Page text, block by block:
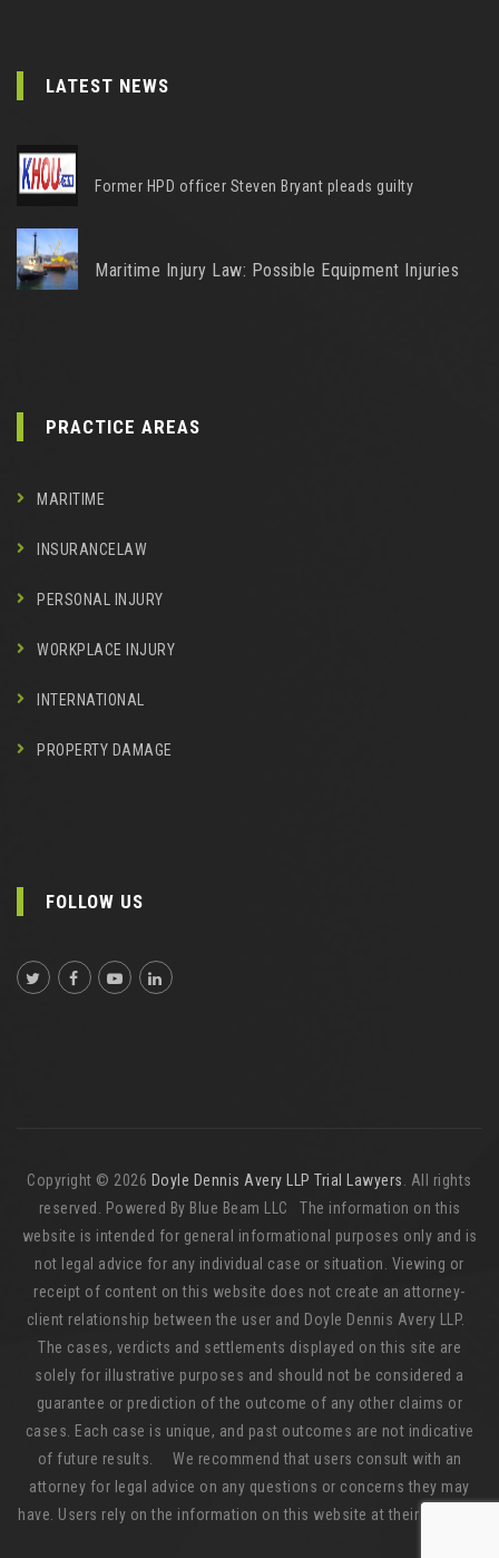
LATEST NEWS
Former HPD officer Steven Bryant pleads guilty
Maritime Injury Law: Possible Equipment Injuries
PRACTICE AREAS
MARITIME
INSURANCELAW
PERSONAL INJURY
WORKPLACE INJURY
INTERNATIONAL
PROPERTY DAMAGE
FOLLOW US
Copyright © 2026 Doyle Dennis Avery LLP Trial Lawyers
. All rights
reserved. Powered By Blue Beam LLC The information on this
website is intended for general informational purposes only and is
not legal advice for any individual case or situation. Viewing or
receipt of content on this website does not create an attorney-
client relationship between the user and Doyle Dennis Avery LLP.
The cases, verdicts and settlements displayed on this site are
solely for illustrative purposes and should not be considered a
guarantee or prediction of the outcome of any other claims or
cases. Each case is unique, and past outcomes are not indicative
of future results. We recommend that users consult with an
attorney for legal advice on any questions or concerns they may
have. Users rely on the information on this website at their own risk